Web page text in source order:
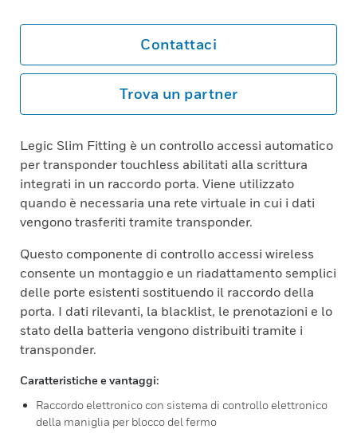
Contattaci
Trova un partner
Legic Slim Fitting è un controllo accessi automatico
per transponder touchless abilitati alla scrittura
integrati in un raccordo porta. Viene utilizzato
quando è necessaria una rete virtuale in cui i dati
vengono trasferiti tramite transponder.
Questo componente di controllo accessi wireless
consente un montaggio e un riadattamento semplici
delle porte esistenti sostituendo il raccordo della
porta. I dati rilevanti, la blacklist, le prenotazioni e lo
stato della batteria vengono distribuiti tramite i
transponder.
Caratteristiche e vantaggi:
Raccordo elettronico con sistema di controllo elettronico
della maniglia per blocco del fermo